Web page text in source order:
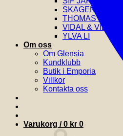
SKAGEN
THOMAS SABO
VIDAL & VIDAL
YLVA LI
Om oss
Om Glensia
Kundklubb
Butik i Emporia
Villkor
Kontakta oss
Varukorg /0 kr 0